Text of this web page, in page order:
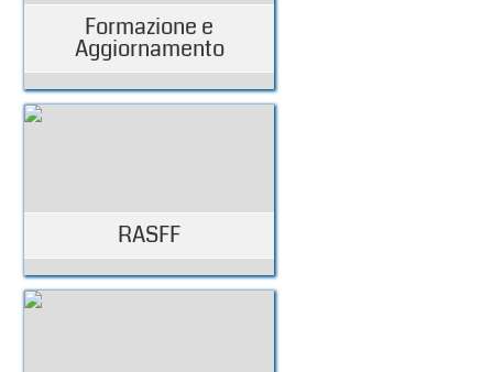
Formazione e
Aggiornamento
RASFF